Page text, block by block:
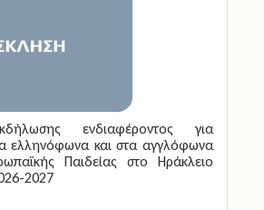
ενδιαφέροντος για
ελληνόφωνα και στα αγγλόφωνα
Παιδείας στο Ηράκλειο
2027